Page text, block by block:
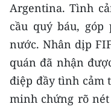
Argentina. Tình
cầu quý báu,
nước. Nhân dịp
quán đã nhận
điệp đầy tình cảm
minh chứng rõ